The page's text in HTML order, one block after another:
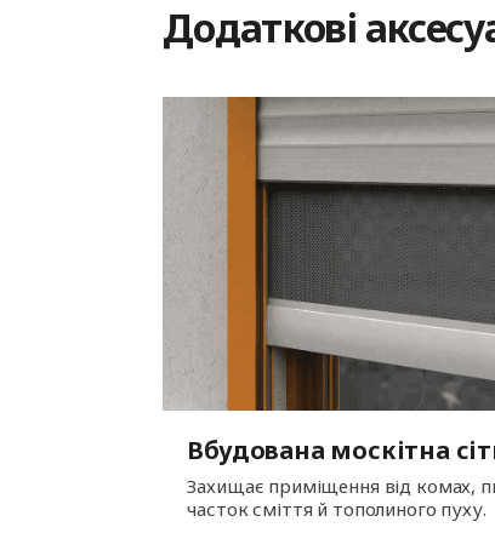
Додаткові
Вбудована москітна
Захищає приміщення від комах,
часток сміття й тополиного пуху.